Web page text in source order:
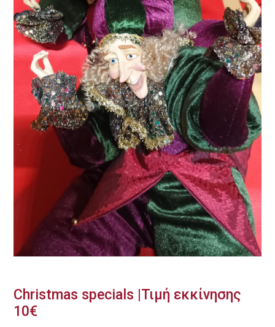
Christmas specials |Τιμή εκκίνησης
10€